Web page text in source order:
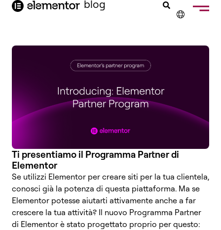
contenuto blog
ENGLISH
FRANÇAIS
DEUTSCH
Ti presentiamo il Programma Partner di
Elementor
Se utilizzi Elementor per creare siti per la tua clientela,
conosci già la potenza di questa piattaforma. Ma se
Elementor potesse aiutarti attivamente anche a far
crescere la tua attività? Il nuovo Programma Partner
di Elementor è stato progettato proprio per questo: